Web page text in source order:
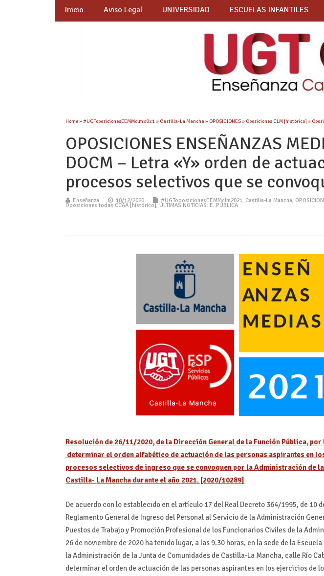
Inicio Aviso Legal UNIVERSIDAD ESCUELAS INFANTILES
Home»#UGToposicionesEEMMclm2021» Castilla-La Mancha » OPOSICIONES» Oposiciones CLM [histórico] »
OPOSICIONES ENSEÑANZAS
DOCM – Letra «Y» orden de
procesos selectivos que se
Enseñanza 10/12/2020 #UGToposicionesEEMMclm2021, Castilla-La Mancha,
Oposiciones todas CCAA [histórico], ÚLTIMAS NOTICIAS: E. PÚBLICA
Resolución de 26/11/2020, de la Dirección General de la Función Pública,
determinar el orden alfabético de actuación de las personas aspirantes en
procesos selectivos de ingreso que se convoquen por la Administración de
Castilla- La Mancha durante el año 2021. [2020/10289]
De acuerdo con lo establecido en el artículo 17 del Real Decreto 364/1995, de 10
Reglamento General de Ingreso del Personal al Servicio de la Administración
Puestos de Trabajo y Promoción Profesional de los Funcionarios Civiles de la
26 de noviembre de 2020 ha tenido lugar, a las 9.30 horas, en la sede de la
la Administración de la Junta de Comunidades de Castilla-La Mancha, calle Río
determinar el orden de actuación de las personas aspirantes en los ejercicios de